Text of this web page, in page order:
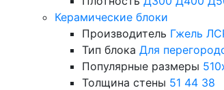
Керамические блоки
Производитель Гжель
Тип блока Для
Популярные размеры
Толщина стены 51 44 38